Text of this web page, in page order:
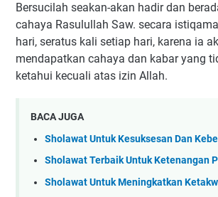
Bersucilah seakan-akan hadir dan
cahaya Rasulullah Saw. secara
hari, seratus kali setiap hari, karena ia
mendapatkan cahaya dan kabar yang
ketahui kecuali atas izin Allah.
BACA JUGA
Sholawat Untuk Kesuksesan Dan
Sholawat Terbaik Untuk Ketenangan
Sholawat Untuk Meningkatkan